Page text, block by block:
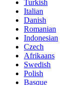
Turkish
Italian
Danish
Romanian
Indonesian
Czech
Afrikaans
Swedish
Polish
Basque